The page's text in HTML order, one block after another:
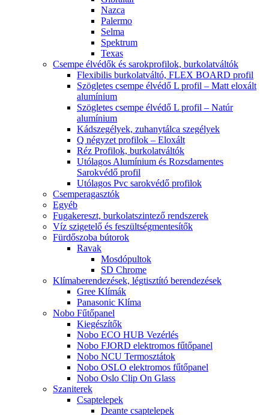
Nazca
Palermo
Selma
Spektrum
Texas
Csempe élvédők és sarokprofilok, burkolatváltók
Flexibilis burkolatváltó, FLEX BOARD profil
Szögletes csempe élvédő L profil – Matt eloxált
alumínium
Szögletes csempe élvédő L profil – Natúr
alumínium
Kádszegélyek, zuhanytálca szegélyek
Q négyzet profilok – Eloxált
Réz Profilok, burkolatváltók
Utólagos Alumínium és Rozsdamentes
Sarokvédő profil
Utólagos Pvc sarokvédő profilok
Csemperagasztók
Egyéb
Fugakereszt, burkolatszintező rendszerek
Víz szigetelő és feszültségmentesítők
Fürdőszoba bútorok
Ravak
Mosdópultok
SD Chrome
Klímaberendezések, légtisztító berendezések
Gree Klímák
Panasonic Klíma
Nobo Fűtőpanel
Kiegészítők
Nobo ECO HUB Vezérlés
Nobo FJORD elektromos fűtőpanel
Nobo NCU Termosztátok
Nobo OSLO elektromos fűtőpanel
Nobo Oslo Clip On Glass
Szaniterek
Csaptelepek
Deante csaptelepek